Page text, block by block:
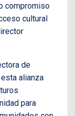
compromiso
cultural
de
alianza
para